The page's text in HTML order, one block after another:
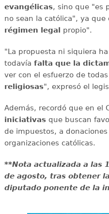
evangélicas, sino que "es
no sean la católica", ya
régimen legal propio".
"La propuesta ni siquiera
todavía falta que la
ver con el esfuerzo de todas
religiosas", expresó el
Además, recordó que en el
iniciativasque buscan
de impuestos, a
organizaciones católicas.
**Nota actualizada a las
de agosto, tras obtener
diputado ponente de la